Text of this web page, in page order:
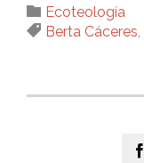
 Category
Ecoteología
 Tags
Berta Cáceres
